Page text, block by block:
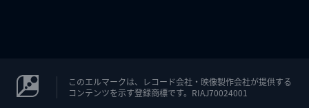
このエルマークは、レコード会社・映像製作会社が提供する
コンテンツを示す登録商標です。RIAJ70024001